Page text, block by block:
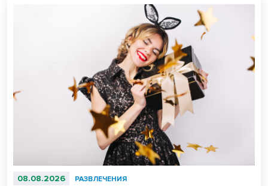
08.08.2026 РАЗВЛЕЧЕНИЯ